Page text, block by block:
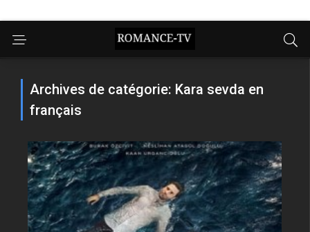
Archives de catégorie: Kara sevda en
français